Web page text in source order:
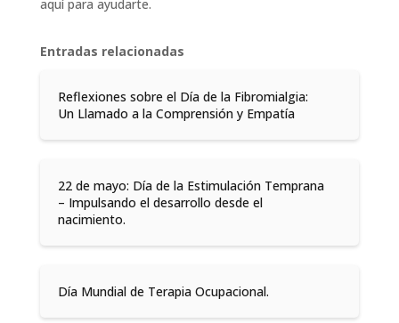
aquí para ayudarte.
Entradas relacionadas
Reflexiones sobre el Día de la Fibromialgia:
Un Llamado a la Comprensión y Empatía
22 de mayo: Día de la Estimulación Temprana
– Impulsando el desarrollo desde el
nacimiento.
Día Mundial de Terapia Ocupacional.